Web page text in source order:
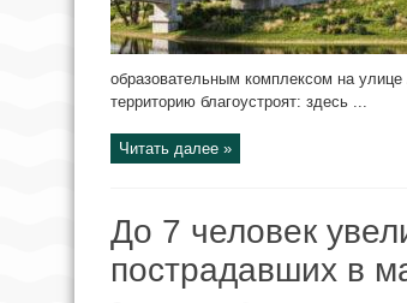
образовательным комплексом на
территорию благоустроят: здесь ...
Читать далее »
До 7 человек
пострадавших в